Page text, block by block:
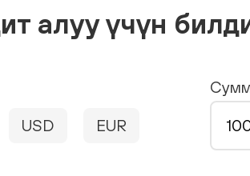
алуу үчүн
USD EUR